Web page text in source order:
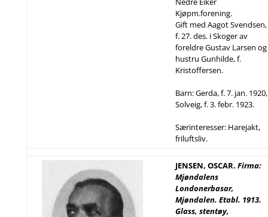
Kjøpm.forening.
Gift med Aagot Svendsen,
f. 27. des. i Skoger av
foreldre Gustav Larsen og
hustru Gunhilde, f.
Kristoffersen.
Barn: Gerda, f. 7. jan. 1920,
Solveig, f. 3. febr. 1923.
Særinteresser: Harejakt,
friluftsliv.
JENSEN, OSCAR. Firma:
Mjøndalens
Londonerbasar,
Mjøndalen. Etabl. 1913.
Glass, stentøy,